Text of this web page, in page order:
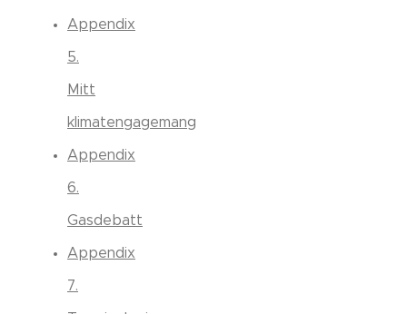
Appendix
5.
Mitt
klimatengagemang
Appendix
6.
Gasdebatt
Appendix
7.